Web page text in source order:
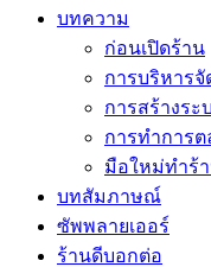
บทความ
ก่อนเปิดร้าน
การบริหาร
การสร้างระ
การทำการ
มือใหม่ทำร้
บทสัมภาษณ์
ซัพพลายเออร์
ร้านดีบอกต่อ